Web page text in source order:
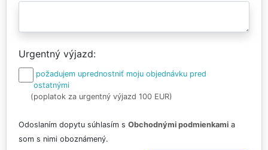
Urgentný výjazd
požadujem uprednostniť moju objednávku pred
ostatnými
(poplatok za urgentný výjazd 100 EUR)
Odoslaním dopytu súhlasím s Obchodnými podmienkami a
som s nimi oboznámený.